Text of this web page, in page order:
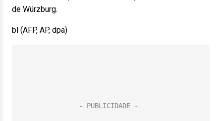
de Würzburg.
bl (AFP, AP, dpa)